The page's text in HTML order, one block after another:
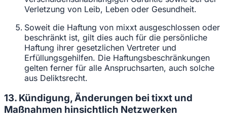
Verletzung von Leib, Leben oder Gesundheit.
Soweit die Haftung von mixxt ausgeschlossen oder
beschränkt ist, gilt dies auch für die persönliche
Haftung ihrer gesetzlichen Vertreter und
Erfüllungsgehilfen. Die Haftungsbeschränkungen
gelten ferner für alle Anspruchsarten, auch solche
aus Deliktsrecht.
13. Kündigung, Änderungen bei tixxt und
Maßnahmen hinsichtlich Netzwerken